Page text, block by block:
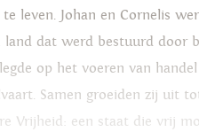
leven. Johan en Cornelis
land dat werd bestuurd door
op het voeren van
Samen groeiden zij uit
Vrijheid: een staat die vrij